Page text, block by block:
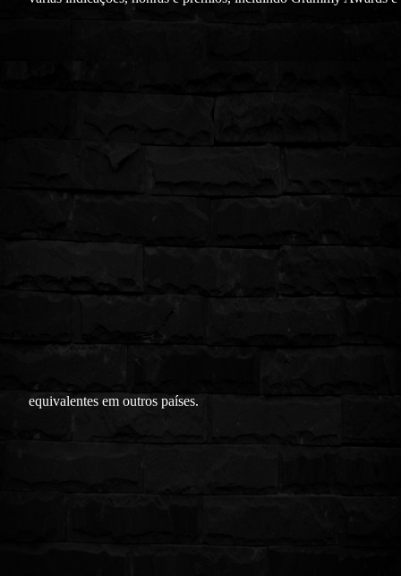
equivalentes em outros países.